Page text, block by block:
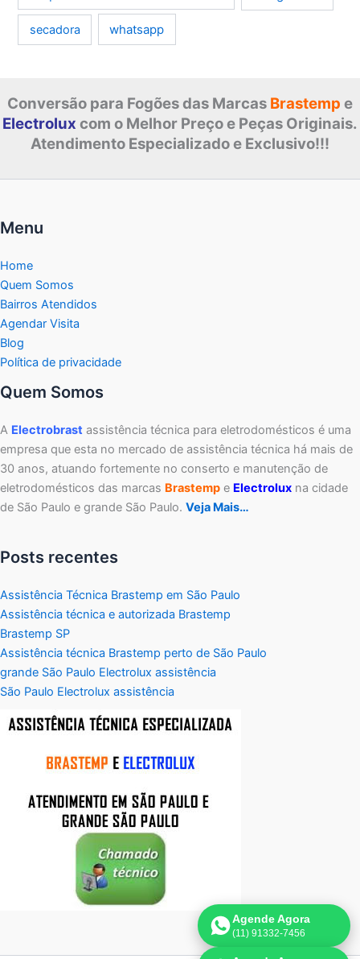
secadora whatsapp
Conversão para Fogões das Marcas Brastemp e
Electrolux com o Melhor Preço e Peças Originais.
Atendimento Especializado e Exclusivo!!!
Menu
Home
Quem Somos
Bairros Atendidos
Agendar Visita
Blog
Política de privacidade
Quem Somos
A Electrobrast assistência técnica para eletrodomésticos é uma
empresa que esta no mercado de assistência técnica há mais de
30 anos, atuando fortemente no conserto e manutenção de
eletrodomésticos das marcas Brastemp e Electrolux na cidade
de São Paulo e grande São Paulo. Veja Mais…
Posts recentes
Assistência Técnica Brastemp em São Paulo
Assistência técnica e autorizada Brastemp
Brastemp SP
Assistência técnica Brastemp perto de São Paulo
grande São Paulo Electrolux assistência
São Paulo Electrolux assistência
Agende Agora
(11) 91332-7456